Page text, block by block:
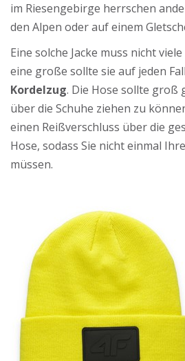
im Riesengebirge herrschen
den Alpen oder auf einem
Eine solche Jacke muss nicht
eine große sollte sie auf jeden
Kordelzug. Die Hose sollte groß
über die Schuhe ziehen zu
einen Reißverschluss über die
Hose, sodass Sie nicht einmal
müssen.